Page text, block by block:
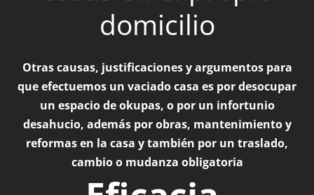
domicilio
Otras causas, justificaciones y argumentos para
que efectuemos un vaciado casa es por desocupar
un espacio de okupas, o por un infortunio
desahucio, además por obras, mantenimiento y
reformas en la casa y también por un traslado,
cambio o mudanza obligatoria